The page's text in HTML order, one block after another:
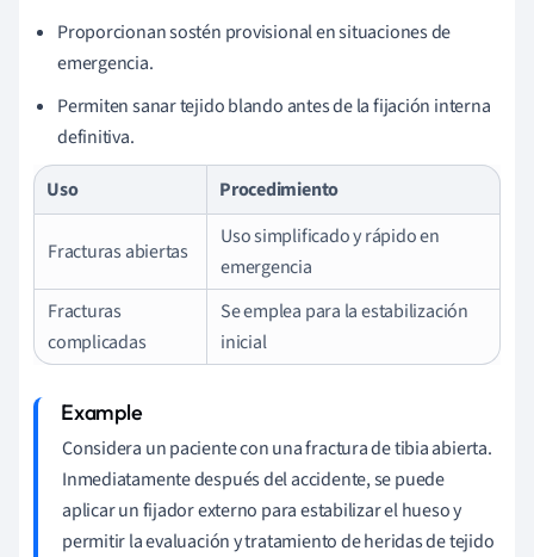
Proporcionan sostén provisional en situaciones de
emergencia.
Permiten sanar tejido blando antes de la fijación interna
definitiva.
Uso
Procedimiento
Fracturas abiertas
Uso simplificado y rápido en
emergencia
Fracturas
complicadas
Se emplea para la estabilización
inicial
Considera un paciente con una fractura de tibia abierta.
Inmediatamente después del accidente, se puede
aplicar un fijador externo para estabilizar el hueso y
permitir la evaluación y tratamiento de heridas de tejido